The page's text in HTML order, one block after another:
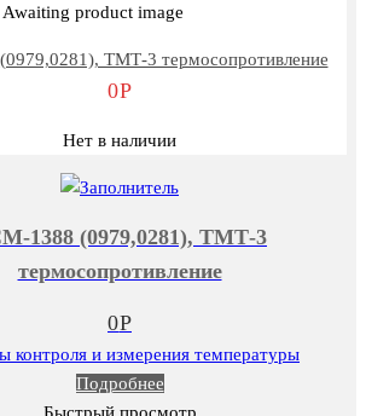
ТМТ-3 термосопротивление
0Р
Нет в наличии
1388 (0979,0281), ТМТ-3
термосопротивление
0Р
контроля и измерения температуры
Подробнее